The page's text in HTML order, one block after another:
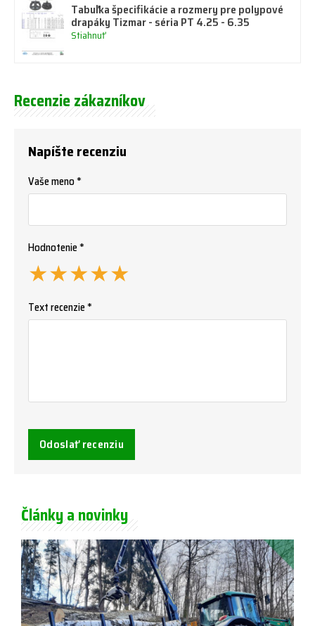
Tabuľka špecifikácie a rozmery pre polypové
drapáky Tizmar - séria PT 4.25 - 6.35
Stiahnuť
Recenzie zákazníkov
Napíšte recenziu
Vaše meno *
Hodnotenie *
★
★
★
★
★
Text recenzie *
Odoslať recenziu
Články a novinky